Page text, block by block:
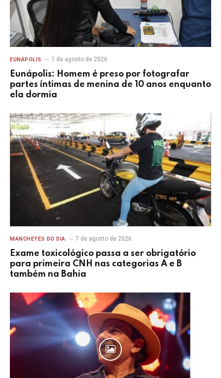
EUNÁPOLIS 7 de agosto de 2026
Eunápolis: Homem é preso por fotografar
partes íntimas de menina de 10 anos enquanto
ela dormia
MANCHETES DO DIA 7 de agosto de 2026
Exame toxicológico passa a ser obrigatório
para primeira CNH nas categorias A e B
também na Bahia